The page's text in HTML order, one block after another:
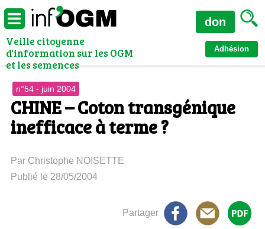
Veille citoyenne
d'information sur les OGM
et les semences
Adhésion
don
n°54 - juin 2004
CHINE – Coton transgénique
inefficace à terme ?
Par Christophe NOISETTE
Publié le 28/05/2004
Partager